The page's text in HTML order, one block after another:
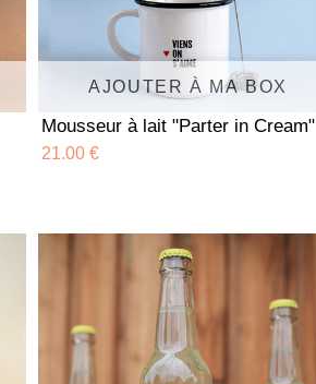
AJOUTER À MA BOX
Mousseur à lait "Parter in Cream"
21.00 €